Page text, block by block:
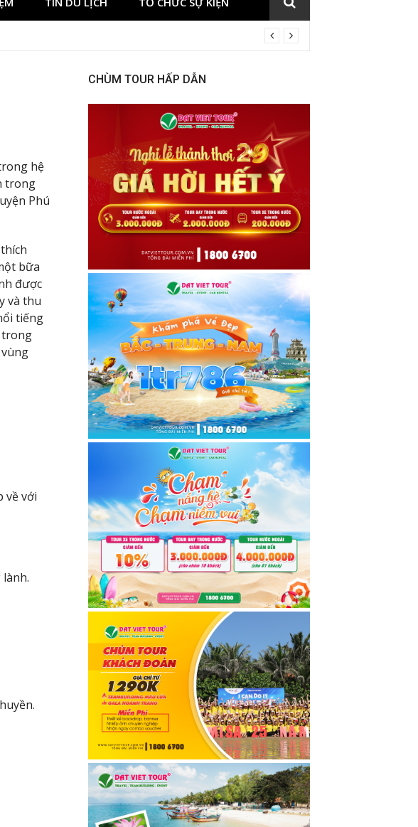
hệ
trong
Phú
bữa
được
và thu
tiếng
trong
về với
CHÙM TOUR HẤP DẪN